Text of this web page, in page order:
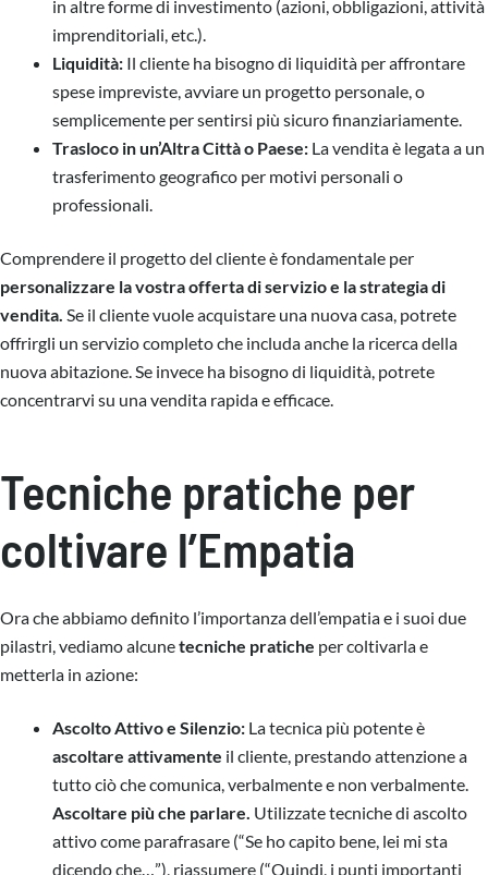
in altre forme di investimento (azioni, obbligazioni, attività
imprenditoriali, etc.).
Liquidità: Il cliente ha bisogno di liquidità per affrontare
spese impreviste, avviare un progetto personale, o
semplicemente per sentirsi più sicuro finanziariamente.
Trasloco in un’Altra Città o Paese: La vendita è legata a un
trasferimento geografico per motivi personali o
professionali.
Comprendere il progetto del cliente è fondamentale per
personalizzare la vostra offerta di servizio e la strategia di
vendita. Se il cliente vuole acquistare una nuova casa, potrete
offrirgli un servizio completo che includa anche la ricerca della
nuova abitazione. Se invece ha bisogno di liquidità, potrete
concentrarvi su una vendita rapida e efficace.
Tecniche pratiche per
coltivare l’Empatia
Ora che abbiamo definito l’importanza dell’empatia e i suoi due
pilastri, vediamo alcunetecniche pratiche per coltivarla e
metterla in azione:
Ascolto Attivo e Silenzio: La tecnica più potente è
ascoltare attivamente il cliente, prestando attenzione a
tutto ciò che comunica, verbalmente e non verbalmente.
Ascoltare più che parlare. Utilizzate tecniche di ascolto
attivo come parafrasare (“Se ho capito bene, lei mi sta
dicendo che…”), riassumere (“Quindi, i punti importanti